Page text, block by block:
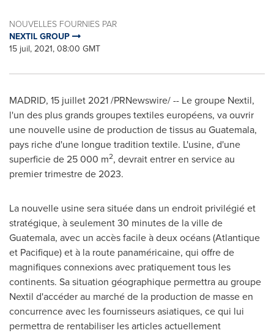
NOUVELLES FOURNIES PAR
NEXTIL GROUP
15 juil, 2021, 08:00 GMT
MADRID, 15 juillet 2021 /PRNewswire/ -- Le groupe Nextil,
l'un des plus grands groupes textiles européens, va ouvrir
une nouvelle usine de production de tissus au Guatemala,
pays riche d'une longue tradition textile. L'usine, d'une
superficie de 25 000 m2, devrait entrer en service au
premier trimestre de 2023.
La nouvelle usine sera située dans un endroit privilégié et
stratégique, à seulement 30 minutes de la ville de
Guatemala, avec un accès facile à deux océans (Atlantique
et Pacifique) et à la route panaméricaine, qui offre de
magnifiques connexions avec pratiquement tous les
continents. Sa situation géographique permettra au groupe
Nextil d'accéder au marché de la production de masse en
concurrence avec les fournisseurs asiatiques, ce qui lui
permettra de rentabiliser les articles actuellement